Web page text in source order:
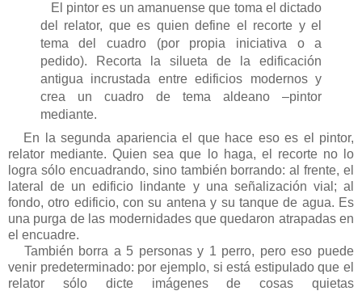
El pintor es un amanuense que toma el dictado
del relator, que es quien define el recorte y el
tema del cuadro (por propia iniciativa o a
pedido). Recorta la silueta de la edificación
antigua incrustada entre edificios modernos y
crea un cuadro de tema aldeano –pintor
mediante.
En la segunda apariencia el que hace eso es el pintor,
relator mediante. Quien sea que lo haga, el recorte no lo
logra sólo encuadrando, sino también borrando: al frente, el
lateral de un edificio lindante y una señalización vial; al
fondo, otro edificio, con su antena y su tanque de agua. Es
una purga de las modernidades que quedaron atrapadas en
el encuadre.
También borra a 5 personas y 1 perro, pero eso puede
venir predeterminado: por ejemplo, si está estipulado que el
relator sólo dicte imágenes de cosas quietas